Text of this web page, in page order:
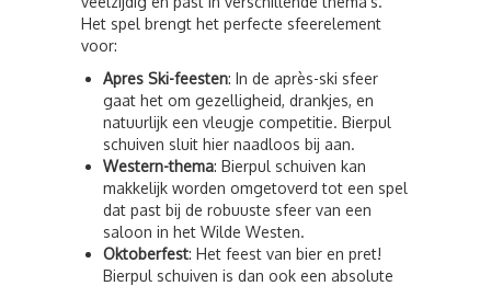
Het spel brengt het perfecte sfeerelement
voor:
Apres Ski-feesten: In de après-ski sfeer
gaat het om gezelligheid, drankjes, en
natuurlijk een vleugje competitie. Bierpul
schuiven sluit hier naadloos bij aan.
Western-thema: Bierpul schuiven kan
makkelijk worden omgetoverd tot een spel
dat past bij de robuuste sfeer van een
saloon in het Wilde Westen.
Oktoberfest: Het feest van bier en pret!
Bierpul schuiven is dan ook een absolute